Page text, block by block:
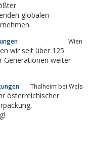
globalen
Wien
wir seit über 125
Generationen weiter
Thalheim bei Wels
österreichischer